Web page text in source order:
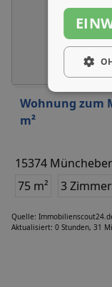
Wohnung zum
m²
15374
75 m²
3 Zimmer
Quelle:
Aktualisiert: 0 Stunden, 31